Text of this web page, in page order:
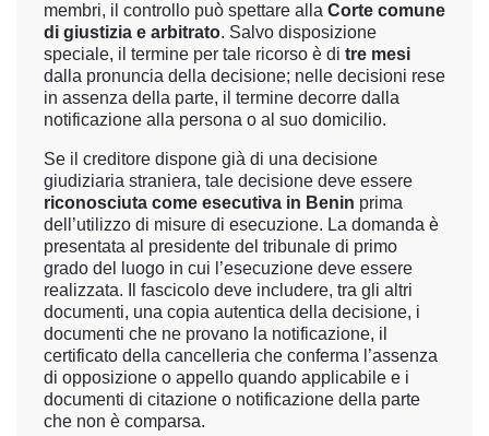
membri, il controllo può spettare alla Corte comune
di giustizia e arbitrato. Salvo disposizione
speciale, il termine per tale ricorso è di tre mesi
dalla pronuncia della decisione; nelle decisioni rese
in assenza della parte, il termine decorre dalla
notificazione alla persona o al suo domicilio.
Se il creditore dispone già di una decisione
giudiziaria straniera, tale decisione deve essere
riconosciuta come esecutiva in Benin prima
dell’utilizzo di misure di esecuzione. La domanda è
presentata al presidente del tribunale di primo
grado del luogo in cui l’esecuzione deve essere
realizzata. Il fascicolo deve includere, tra gli altri
documenti, una copia autentica della decisione, i
documenti che ne provano la notificazione, il
certificato della cancelleria che conferma l’assenza
di opposizione o appello quando applicabile e i
documenti di citazione o notificazione della parte
che non è comparsa.